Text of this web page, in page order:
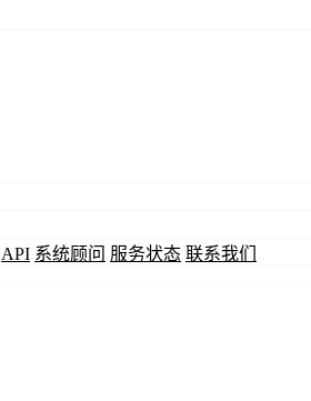
API 系统顾问 服务状态 联系我们